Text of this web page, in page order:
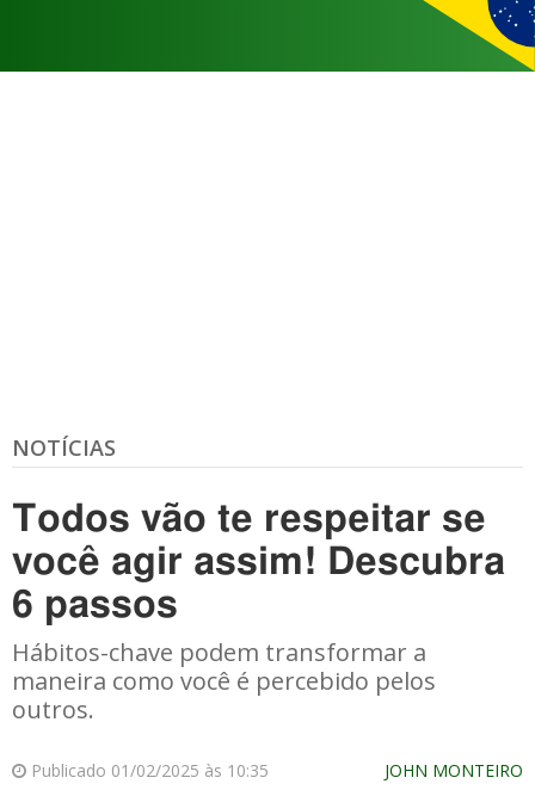
NOTÍCIAS
Todos vão te respeitar se
você agir assim! Descubra
6 passos
Hábitos-chave podem transformar a
maneira como você é percebido pelos
outros.
Publicado 01/02/2025 às 10:35 JOHN MONTEIRO